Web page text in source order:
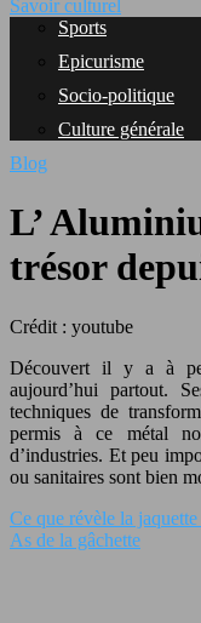
Savoir culturel
Sports
Epicurisme
Socio-politique
Culture générale
Blog
L’
trésor
Crédit : youtube
Découvert il y a à
aujourd’hui partout.
techniques de
permis à ce métal
d’industries. Et peu
ou sanitaires sont bien
Ce que révèle la
As de la gâchette